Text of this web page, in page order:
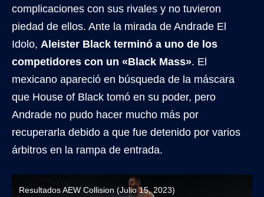
complicaciones con sus rivales y no tuvieron
piedad de ellos. Ante la mirada de Andrade El
Idolo, Aleister Black terminó a uno de los
competidores con un «Black Mass». El
mexicano apareció en búsqueda de la máscara
que House of Black tomó en su poder, pero
Andrade no pudo hacer mucho más por
recuperarla debido a que fue detenido por varios
árbitros en la rampa de entrada.
Resultados AEW Collision (Julio 15, 2023)